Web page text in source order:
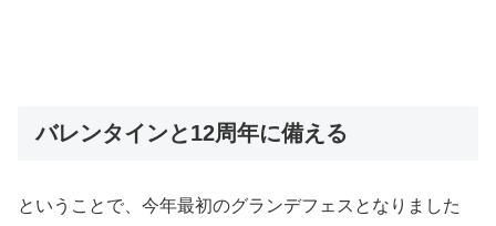
バレンタインと12周年に備える
ということで、今年最初のグランデフェスとなりました